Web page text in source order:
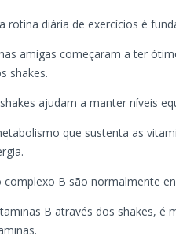
rotina diária de exercícios é
amigas começaram a ter
shakes.
ajudam a manter níveis
que sustenta as
complexo B são normalmente
B através dos shakes, é